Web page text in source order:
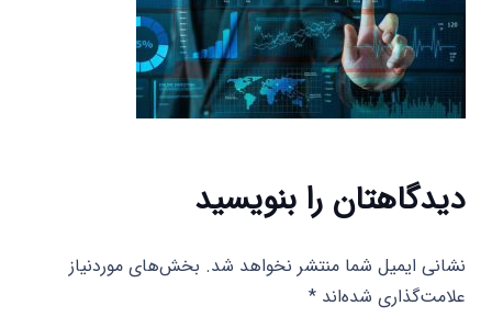
دیدگاهتان را بنویسید
نشانی ایمیل شما منتشر نخواهد شد. بخش‌های موردنیاز
علامت‌گذاری شده‌اند *